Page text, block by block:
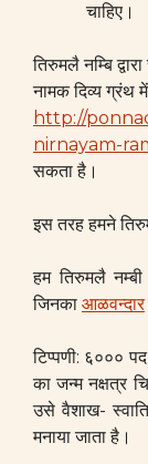
चाहिए।
तिरुमलै नम्बि
नामक दिव्य ग्रंथ
http://
nirnayam-
सकता है।
इस तरह हमने
हम तिरुमलै
जिनका आळवन्दार
टिप्पणी: ६०००
का जन्म नक्षत्र
उसे वैशाख-
मनाया जाता है।